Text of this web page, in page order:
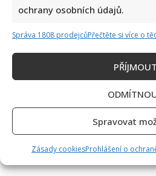
ochrany osobních údajů.
Správa 1808 prodejcůPřečtěte si více o
PŘÍJMOUT
Spravovat
Zásady cookiesProhlášení o